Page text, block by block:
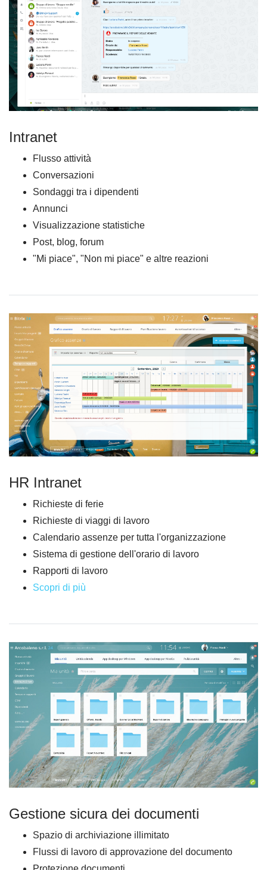
Intranet
Flusso attività
Conversazioni
Sondaggi tra i dipendenti
Annunci
Visualizzazione statistiche
Post, blog, forum
"Mi piace", "Non mi piace" e altre reazioni
HR Intranet
Richieste di ferie
Richieste di viaggi di lavoro
Calendario assenze per tutta l'organizzazione
Sistema di gestione dell'orario di lavoro
Rapporti di lavoro
Scopri di più
Gestione sicura dei documenti
Spazio di archiviazione illimitato
Flussi di lavoro di approvazione del documento